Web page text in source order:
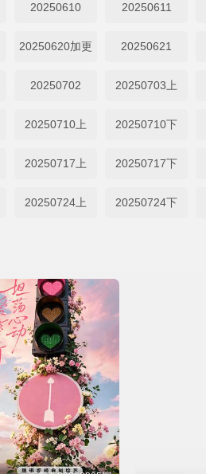
20250610 20250611
20250620加更 20250621
20250702 20250703上
20250710上 20250710下
20250717上 20250717下
20250724上 20250724下